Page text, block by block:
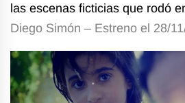
las escenas ficticias que rodó
Diego Simón – Estreno el 28/